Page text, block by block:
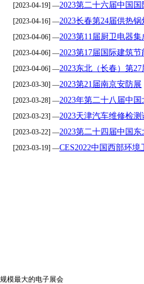
[2023-04-19] —2023第二十六届中国
[2023-04-16] —2023长春第24届供热
[2023-04-06] —2023第11届厨卫电器
[2023-04-06] —2023第17届国际建筑节
[2023-04-06] —2023东北（长春）第
[2023-03-30] —2023第21届南京安防展
[2023-03-28] —2023年第二十八届中
[2023-03-23] —2023天津汽车维修检
[2023-03-22] —2023第二十四届中国
[2023-03-19] —CES2022中国西部环
规模最大的电子展会